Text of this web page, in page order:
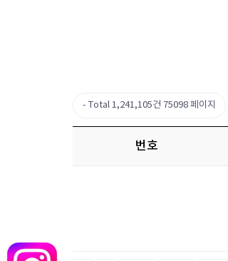
Total 1,241,105건 75098 페이지
번호